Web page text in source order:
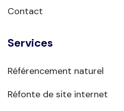
Contact
Services
Référencement naturel
Réfonte de site internet